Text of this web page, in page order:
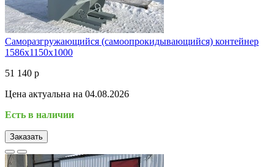
Саморазгружающийся (самоопрокидывающийся) контейнер
1586х1150х1000
51 140 р
Цена актуальна на 04.08.2026
Есть в наличии
Заказать